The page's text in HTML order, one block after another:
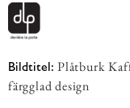
Bildtitel: Plåtburk
färgglad design